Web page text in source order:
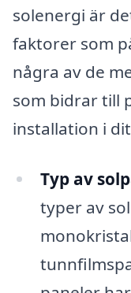
solenergi är
faktorer som
några av de
som bidrar till
installation i
Typ av
typer av